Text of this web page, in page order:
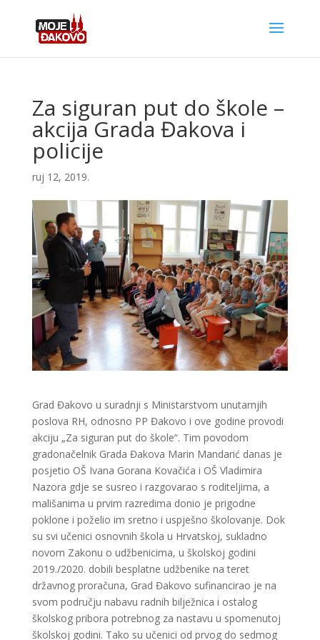
Za siguran put do škole –
akcija Grada Đakova i
policije
ruj 12, 2019.
Grad Đakovo u suradnji s Ministarstvom unutarnjih
poslova RH, odnosno PP Đakovo i ove godine provodi
akciju „Za siguran put do škole“. Tim povodom
gradonačelnik Grada Đakova Marin Mandarić danas je
posjetio OŠ Ivana Gorana Kovačića i OŠ Vladimira
Nazora gdje se susreo i razgovarao s roditeljima, a
mališanima u prvim razredima donio je prigodne
poklone i poželio im sretno i uspješno školovanje. Dok
su svi učenici osnovnih škola u Hrvatskoj, sukladno
novom Zakonu o udžbenicima, u školskoj godini
2019./2020. dobili besplatne udžbenike na teret
državnog proračuna, Grad Đakovo sufinancirao je na
svom području nabavu radnih bilježnica i ostalog
školskog pribora potrebnog za nastavu u spomenutoj
školskoj godini. Tako su učenici od prvog do sedmog